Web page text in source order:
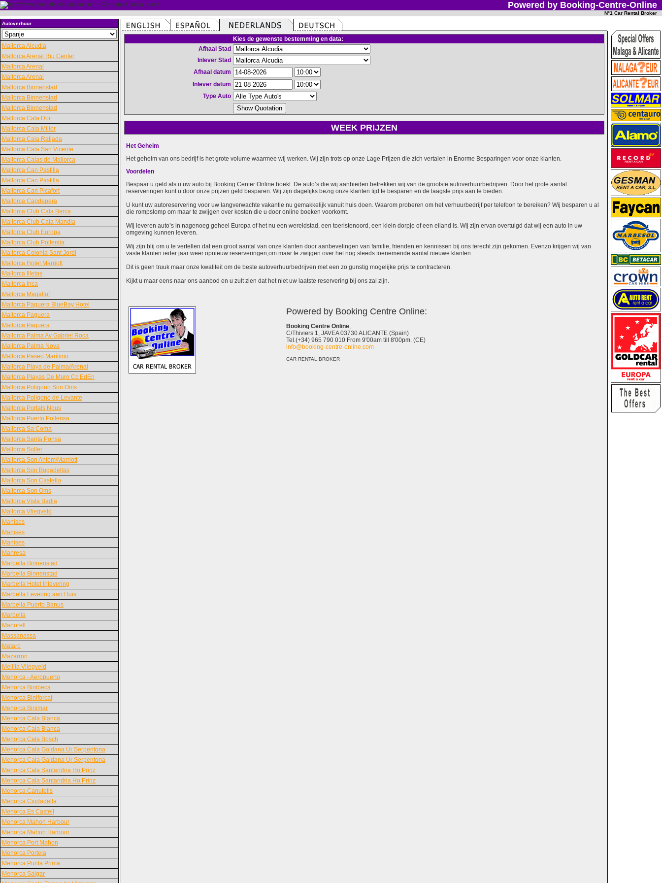
Powered by Booking-Centre-Online
N°1 Car Rental Broker
Autoverhuur
Mallorca Alcudia
Mallorca Arenal Riu Center
Mallorca Arenal
Mallorca Arenal
Mallorca Binnenstad
Mallorca Binnenstad
Mallorca Binnenstad
Mallorca Cala Dor
Mallorca Cala Millor
Mallorca Cala Ratjada
Mallorca Cala San Vicente
Mallorca Calas de Mallorca
Mallorca Can Pastilla
Mallorca Can Pastilla
Mallorca Can Picafort
Mallorca Capdepera
Mallorca Club Cala Barca
Mallorca Club Cala Mandia
Mallorca Club Europa
Mallorca Club Pollentia
Mallorca Colonia Sant Jordi
Mallorca Hotel Marriott
Mallorca Illetas
Mallorca Inca
Mallorca Magalluf
Mallorca Paguera BlueBay Hotel
Mallorca Paguera
Mallorca Paguera
Mallorca Palma Av Gabriel Roca
Mallorca Palma Nova
Mallorca Paseo Marítimo
Mallorca Playa de Palma/Arenal
Mallorca Playas De Muro Cc EdEn
Mallorca Poligono Son Oms
Mallorca Polígono de Levante
Mallorca Portals Nous
Mallorca Puerto Pollensa
Mallorca Sa Coma
Mallorca Santa Ponsa
Mallorca Soller
Mallorca Son Antem/Marriott
Mallorca Son Bugadellas
Mallorca Son Castello
Mallorca Son Oms
Mallorca Vista Badia
Mallorca Vliegveld
Manises
Manises
Manises
Manresa
Marbella Binnenstad
Marbella Binnenstad
Marbella Hotel Inlevering
Marbella Levering aan Huis
Marbella Puerto Banus
Marbella
Martorell
Massanassa
Mataro
Mazarron
Melilla Vliegveld
Menorca - Aeropuerto
Menorca Binibeca
Menorca Biniforcat
Menorca Binimar
Menorca Cala Blanca
Menorca Cala Blanca
Menorca Cala Bosch
Menorca Cala Galdana Ur Serpentona
Menorca Cala Galdana Ur Serpentona
Menorca Cala Santandria Ho Prinz
Menorca Cala Santandria Ho Prinz
Menorca Canutells
Menorca Ciudadella
Menorca Es Castell
Menorca Mahon Harbour
Menorca Mahon Harbour
Menorca Port Mahon
Menorca Portela
Menorca Punta Prima
Menorca Salgar
Kies de gewenste bestemming en data:
Afhaal Stad
Inlever Stad
Afhaal datum
Inlever datum
Type Auto
WEEK PRIJZEN
Het Geheim
Het geheim van ons bedrijf is het grote volume waarmee wij werken. Wij zijn trots op onze Lage Prijzen die zich vertalen in Enorme Besparingen voor onze klanten.
Voordelen
Bespaar u geld als u uw auto bij Booking Center Online boekt. De auto’s die wij aanbieden betrekken wij van de grootste autoverhuurbedrijven. Door het grote aantal
reserveringen kunt u door onze prijzen geld besparen. Wij zijn dagelijks bezig onze klanten tijd te besparen en de laagste prijs aan te bieden.
U kunt uw autoreservering voor uw langverwachte vakantie nu gemakkelijk vanuit huis doen. Waarom proberen om het verhuurbedrijf per telefoon te bereiken? Wij besparen u al
die rompslomp om maar te zwijgen over kosten die u door online boeken voorkomt.
Wij leveren auto’s in nagenoeg geheel Europa of het nu een wereldstad, een toeristenoord, een klein dorpje of een eiland is. Wij zijn ervan overtuigd dat wij een auto in uw
omgeving kunnen leveren.
Wij zijn blij om u te vertellen dat een groot aantal van onze klanten door aanbevelingen van familie, frienden en kennissen bij ons terecht zijn gekomen. Evenzo krijgen wij van
vaste klanten ieder jaar weer opnieuw reserveringen,om maar te zwijgen over het nog steeds toenemende aantal nieuwe klanten.
Dit is geen truuk maar onze kwaliteit om de beste autoverhuurbedrijven met een zo gunstig mogelijke prijs te contracteren.
Kijkt u maar eens naar ons aanbod en u zult zien dat het niet uw laatste reservering bij ons zal zijn.
Powered by Booking Centre Online:
Booking Centre Online,
C/Thiviers 1, JAVEA 03730 ALICANTE (Spain)
Tel.(+34) 965 790 010 From 9'00am till 8'00pm. (CE)
info@booking-centre-online.com
CAR RENTAL BROKER